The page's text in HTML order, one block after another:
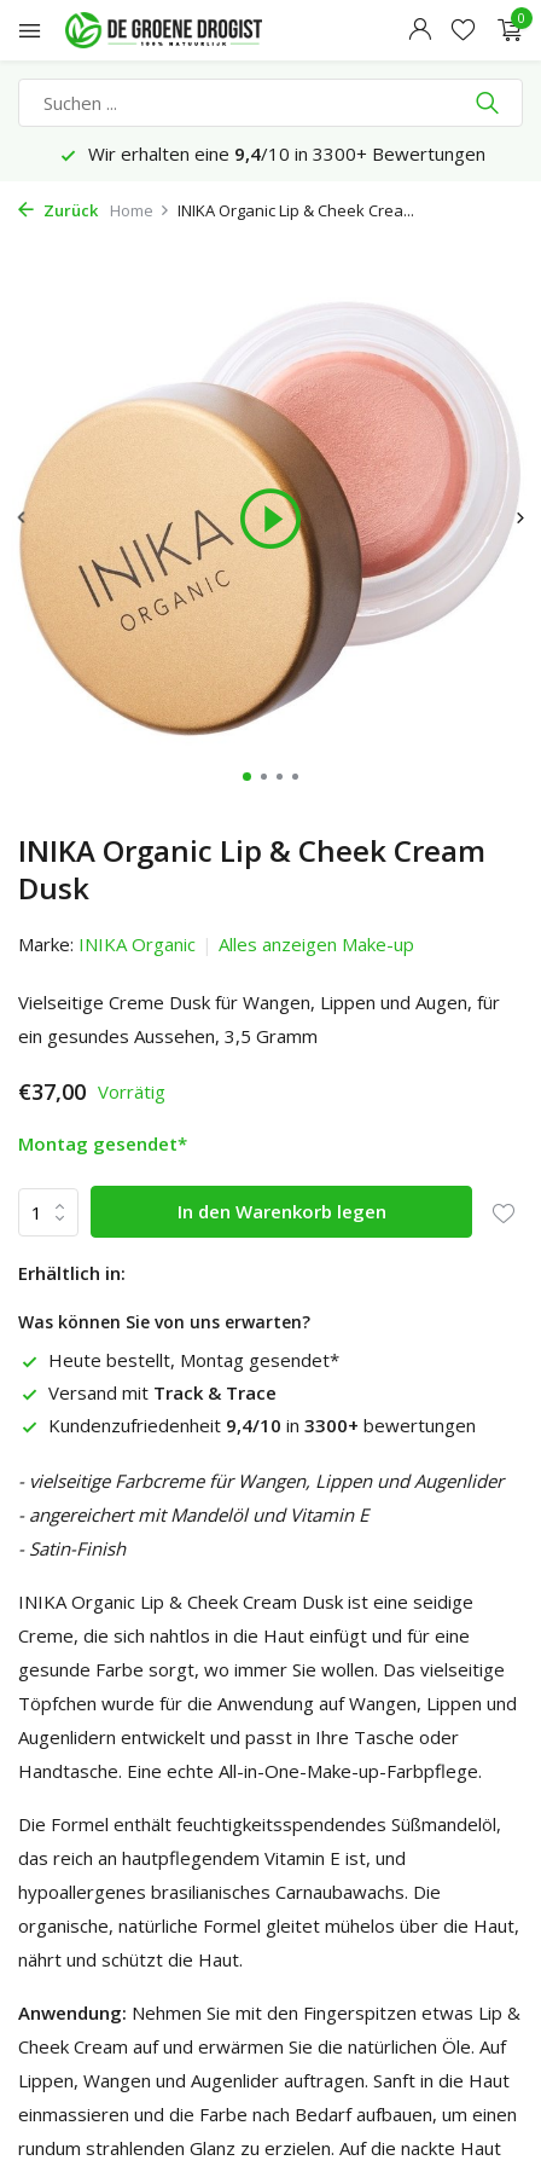
0
Wir erhalten eine 9,4/10 in 3300+ Bewertungen
Zurück Home INIKA Organic Lip & Cheek Crea...
INIKA Organic Lip & Cheek Cream
Dusk
Marke: INIKA Organic Alles anzeigen Make-up
Vielseitige Creme Dusk für Wangen, Lippen und Augen, für
ein gesundes Aussehen, 3,5 Gramm
€37,00 Vorrätig
Montag gesendet*
In den Warenkorb legen
Erhältlich in:
Was können Sie von uns erwarten?
Heute bestellt, Montag gesendet*
Versand mit Track & Trace
Kundenzufriedenheit 9,4/10 in 3300+ bewertungen
- vielseitige Farbcreme für Wangen, Lippen und Augenlider
- angereichert mit Mandelöl und Vitamin E
- Satin-Finish
INIKA Organic Lip & Cheek Cream Dusk ist eine seidige
Creme, die sich nahtlos in die Haut einfügt und für eine
gesunde Farbe sorgt, wo immer Sie wollen. Das vielseitige
Töpfchen wurde für die Anwendung auf Wangen, Lippen und
Augenlidern entwickelt und passt in Ihre Tasche oder
Handtasche. Eine echte All-in-One-Make-up-Farbpflege.
Die Formel enthält feuchtigkeitsspendendes Süßmandelöl,
das reich an hautpflegendem Vitamin E ist, und
hypoallergenes brasilianisches Carnaubawachs. Die
organische, natürliche Formel gleitet mühelos über die Haut,
nährt und schützt die Haut.
Anwendung: Nehmen Sie mit den Fingerspitzen etwas Lip &
Cheek Cream auf und erwärmen Sie die natürlichen Öle. Auf
Lippen, Wangen und Augenlider auftragen. Sanft in die Haut
einmassieren und die Farbe nach Bedarf aufbauen, um einen
rundum strahlenden Glanz zu erzielen. Auf die nackte Haut